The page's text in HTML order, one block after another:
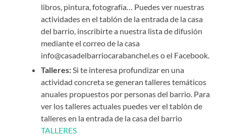
libros, pintura, fotografía… Puedes ver nuestras
actividades en el tablón de la entrada de la casa
del barrio, inscribirte a nuestra lista de difusión
mediante el correo de la casa
info@casadelbarriocarabanchel.es o el Facebook.
Talleres: Si te interesa profundizar en una
actividad concreta se generan talleres temáticos
anuales propuestos por personas del barrio. Para
ver los talleres actuales puedes ver el tablón de
talleres en la entrada de la casa del barrio
TALLERES